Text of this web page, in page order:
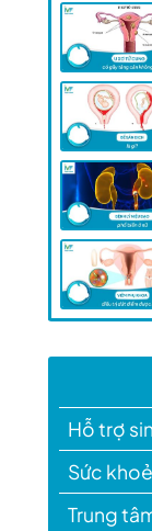
Hỗ trợ
Sức
Trung